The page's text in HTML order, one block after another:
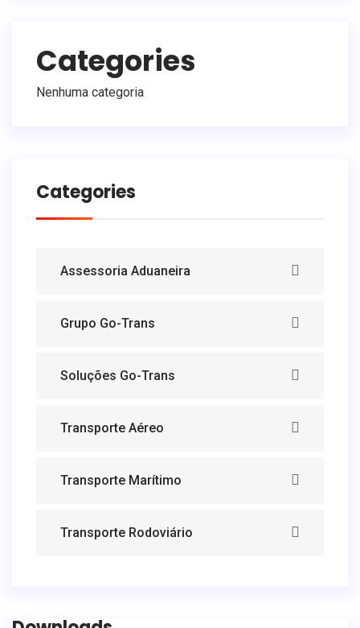
Categories
Nenhuma categoria
Categories
Assessoria Aduaneira
Grupo Go-Trans
Soluções Go-Trans
Transporte Aéreo
Transporte Marítimo
Transporte Rodoviário